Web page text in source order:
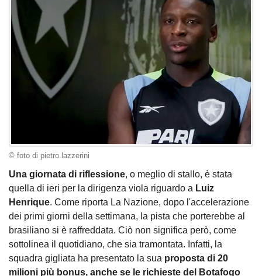
© foto di pietro.lazzerini
Una giornata di riflessione, o meglio di stallo, è stata
quella di ieri per la dirigenza viola riguardo a Luiz
Henrique. Come riporta La Nazione, dopo l'accelerazione
dei primi giorni della settimana, la pista che porterebbe al
brasiliano si è raffreddata. Ciò non significa però, come
sottolinea il quotidiano, che sia tramontata. Infatti, la
squadra gigliata ha presentato la sua proposta di 20
milioni più bonus, anche se le richieste del Botafogo